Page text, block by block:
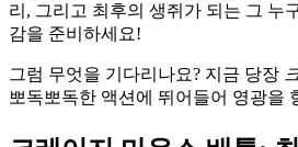
리, 그리고 최후의 생쥐가 되는 그 누
감을 준비하세요!
그럼 무엇을 기다리나요? 지금 당장
뽀독뽀독한 액션에 뛰어들어 영광을